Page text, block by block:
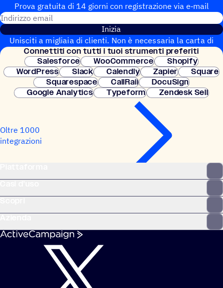
Prova gratuita di 14 giorni con regi­stra­zione via e‑mail
Inizia
Unisciti a migliaia di clienti. Non è necessaria la carta di
credito. Configurazione istantanea.
Connet­titi con tutti i tuoi strumenti preferiti
Salesforce
WooCommerce
Shopify
WordPress
Slack Calendly Zapier
Square
Squarespace
CallRail
DocuSign
Google Analytics
Typeform Zendesk Sell
Oltre 1000
integrazioni